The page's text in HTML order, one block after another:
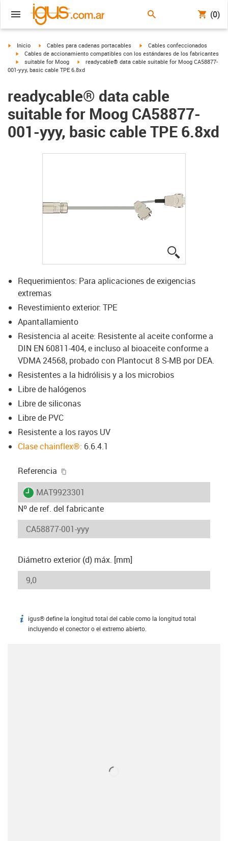
(0)
igus-icon-arrow-right
Inicio igus-icon-arrow-right
Cables para cadenas portacables igus-icon-arrow-right
Cables confeccionados
igus-icon-arrow-right
Cables de accionamiento compatibles con los estándares de los fabricantes
igus-icon-arrow-right
suitable for Moog igus-icon-arrow-right
readycable® data cable suitable for Moog CA58877-
001-yyy, basic cable TPE 6.8xd
readycable® data cable
suitable for Moog CA58877-
001-yyy, basic cable TPE 6.8xd
Requerimientos: Para aplicaciones de exigencias
extremas
Revestimiento exterior: TPE
Apantallamiento
Resistencia al aceite: Resistente al aceite conforme a
DIN EN 60811-404, e incluso al bioaceite conforme a
VDMA 24568, probado con Plantocut 8 S-MB por DEA.
Resistentes a la hidrólisis y a los microbios
Libre de halógenos
Libre de siliconas
Libre de PVC
Resistente a los rayos UV
Clase chainflex®: 6.6.4.1
Referencia
igus-icon-lieferzeit
MAT9923301
Nº de ref. del fabricante
Diámetro exterior (d) máx. [mm]
igus-icon-info
igus® define la longitud total del cable como la longitud total
incluyendo el conector o el extremo abierto.